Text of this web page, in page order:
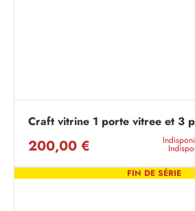
Craft vitrine 1 porte vitree et 3
200,00 €
FIN DE SÉRIE